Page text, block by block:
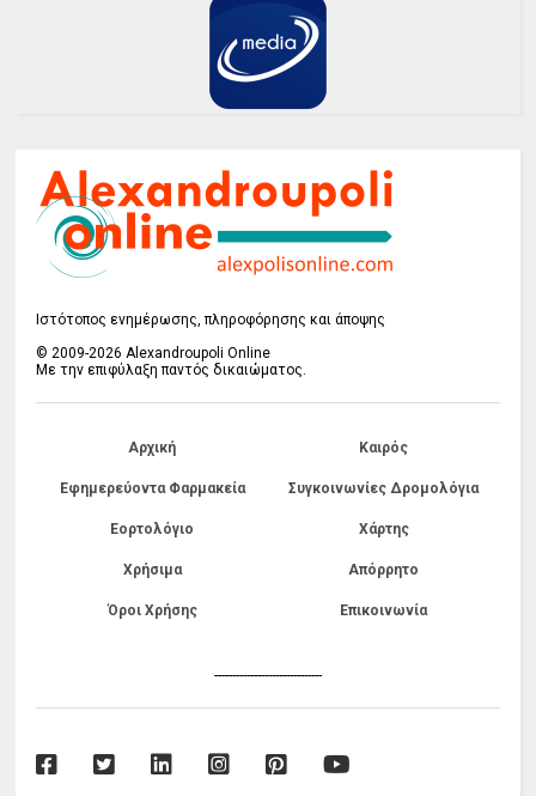
Ιστότοπος ενημέρωσης, πληροφόρησης και άποψης
© 2009-2026 Alexandroupoli Online
Με την επιφύλαξη παντός δικαιώματος.
Αρχική Καιρός
Εφημερεύοντα Φαρμακεία Συγκοινωνίες Δρομολόγια
Εορτολόγιο Χάρτης
Χρήσιμα Απόρρητο
Όροι Χρήσης Επικοινωνία
------------------------------